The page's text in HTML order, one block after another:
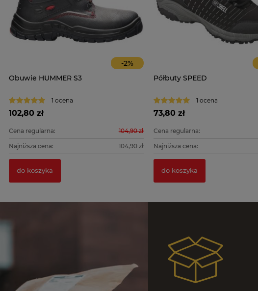
-2%
Obuwie HUMMER S3
1 ocena
102,80 zł
Cena regularna: 104,90 zł
Najniższa cena: 104,90 zł
do koszyka
Półbuty SPEED
1 ocena
73,80 zł
Cena regularna:
Najniższa cena:
do koszyka